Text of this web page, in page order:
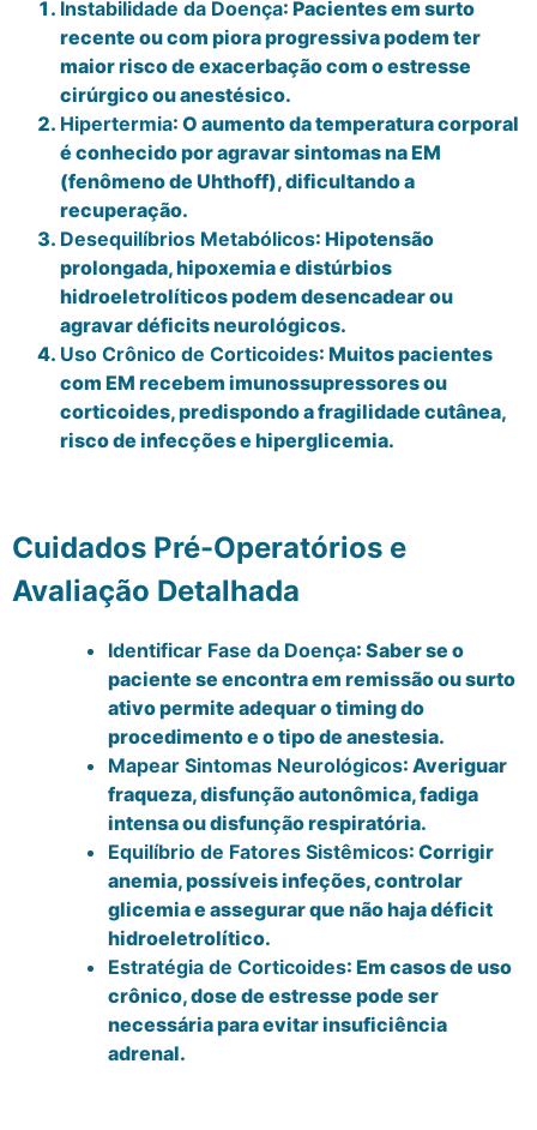
Instabilidade da Doença: Pacientes em surto
recente ou com piora progressiva podem ter
maior risco de exacerbação com o estresse
cirúrgico ou anestésico.
Hipertermia: O aumento da temperatura corporal
é conhecido por agravar sintomas na EM
(fenômeno de Uhthoff), dificultando a
recuperação.
Desequilíbrios Metabólicos: Hipotensão
prolongada, hipoxemia e distúrbios
hidroeletrolíticos podem desencadear ou
agravar déficits neurológicos.
Uso Crônico de Corticoides: Muitos pacientes
com EM recebem imunossupressores ou
corticoides, predispondo a fragilidade cutânea,
risco de infecções e hiperglicemia.
Cuidados Pré-Operatórios e
Avaliação Detalhada
Identificar Fase da Doença: Saber se o
paciente se encontra em remissão ou surto
ativo permite adequar o timing do
procedimento e o tipo de anestesia.
Mapear Sintomas Neurológicos: Averiguar
fraqueza, disfunção autonômica, fadiga
intensa ou disfunção respiratória.
Equilíbrio de Fatores Sistêmicos: Corrigir
anemia, possíveis infeções, controlar
glicemia e assegurar que não haja déficit
hidroeletrolítico.
Estratégia de Corticoides: Em casos de uso
crônico, dose de estresse pode ser
necessária para evitar insuficiência
adrenal.